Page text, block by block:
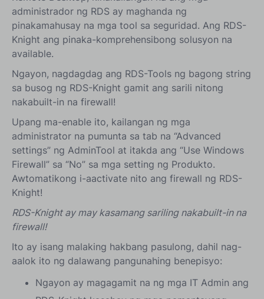
administrador ng RDS ay maghanda ng
pinakamahusay na mga tool sa seguridad. Ang RDS-
Knight ang pinaka-komprehensibong solusyon na
available.
Ngayon, nagdagdag ang RDS-Tools ng bagong string
sa busog ng RDS-Knight gamit ang sarili nitong
nakabuilt-in na firewall!
Upang ma-enable ito, kailangan ng mga
administrator na pumunta sa tab na “Advanced
settings” ng AdminTool at itakda ang “Use Windows
Firewall” sa “No” sa mga setting ng Produkto.
Awtomatikong i-aactivate nito ang firewall ng RDS-
Knight!
RDS-Knight ay may kasamang sariling nakabuilt-in na
firewall!
Ito ay isang malaking hakbang pasulong, dahil nag-
aalok ito ng dalawang pangunahing benepisyo:
Ngayon ay magagamit na ng mga IT Admin ang